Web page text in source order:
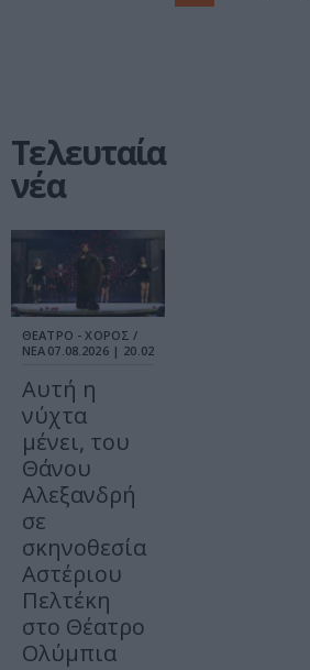
Τελευταία
νέα
ΘΕΑΤΡΟ - ΧΟΡΟΣ /
ΝΕΑ 07.08.2026 | 20.02
Αυτή η
νύχτα
μένει, του
Θάνου
Αλεξανδρή
σε
σκηνοθεσία
Αστέριου
Πελτέκη
στο Θέατρο
Ολύμπια